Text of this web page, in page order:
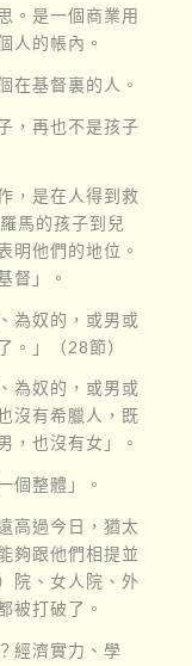
。是一個商業用
人的帳內。
在基督裏的人。
，再也不是孩子
，是在人得到救
馬的孩子到兒
明他們的地位。
督」。
為奴的，或男或
。」（28節）
為奴的，或男或
沒有希臘人，既
，也沒有女」。
個整體」。
高過今日，猶太
夠跟他們相提並
院、女人院、外
被打破了。
經濟實力、學